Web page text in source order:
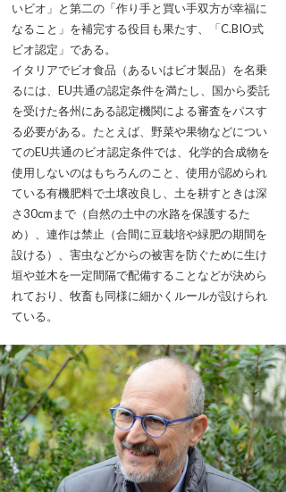
いビオ」と第二の「作り手と買い手双方が幸福に
なること」を補完する役目も果たす、「C.BIO式
ビオ認定」である。
イタリアでビオ食品（あるいはビオ製品）を名乗
るには、EU共通の認定条件を満たし、国から委託
を受けた各州にある認定機関による審査をパスす
る必要がある。たとえば、野菜や果物などについ
てのEU共通のビオ認定条件では、化学的合成物を
使用しないのはもちろんのこと、使用が認められ
ている有機肥料で土壌改良し、土を耕すときは深
さ30cmまで（自然の土中の水路を保護するた
め）、連作は禁止（合間に豆栽培や緑肥の期間を
設ける）、害虫などからの被害を防ぐために生け
垣や並木を一定間隔で配備することなどが決めら
れており、牧畜も同様に細かくルールが設けられ
ている。